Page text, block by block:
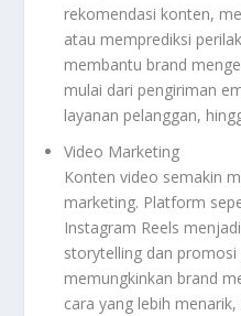
rekomendasi konten,
atau memprediksi
membantu brand
mulai dari pengiriman
layanan pelanggan,
Video Marketing
Konten video semakin
marketing. Platform
Instagram Reels
storytelling dan promosi
memungkinkan brand
cara yang lebih